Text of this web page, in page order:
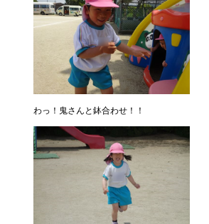
わっ！鬼さんと鉢合わせ！！